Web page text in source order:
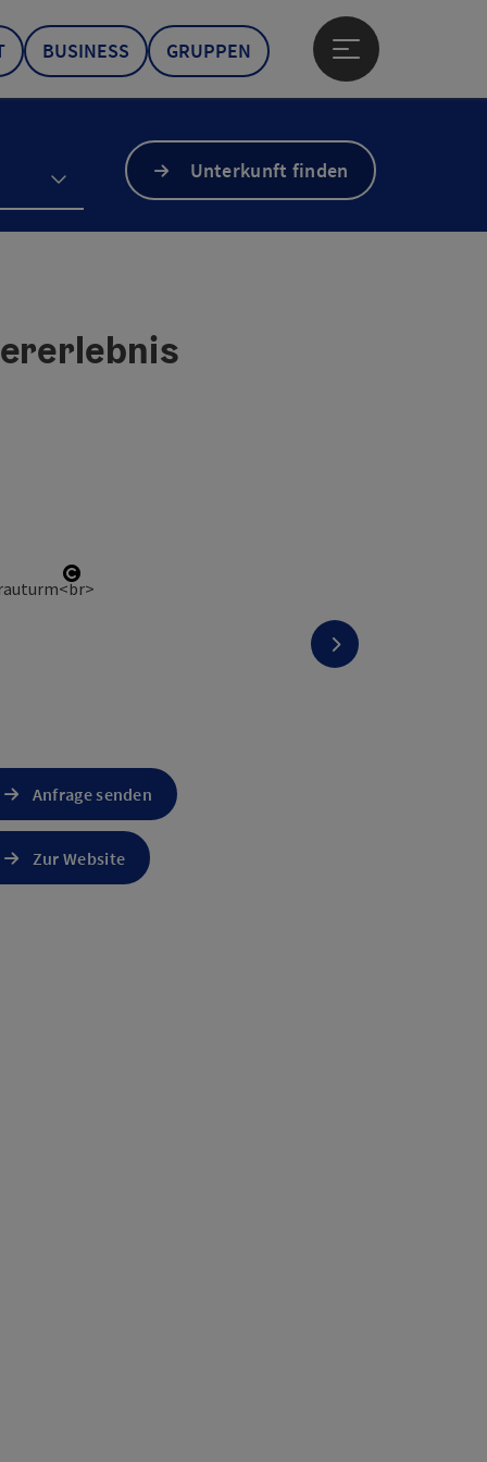
BUSINESS GRUPPEN
Hauptmenü öffnen
Unterkunft finden
Copyright öffnen
nächstes Element
öffnenöffnen
Anfrage senden
Zur Website